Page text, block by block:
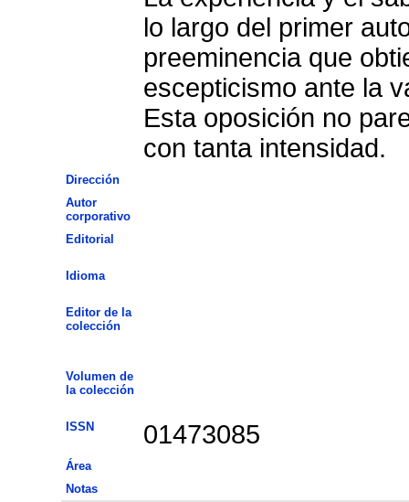
lo largo del primer
preeminencia que
escepticismo ante la
Esta oposición no
con tanta intensidad.
Dirección
Autor
corporativo
Editorial
Idioma
Editor de la
colección
Volumen de
la colección
ISSN 01473085
Área
Notas